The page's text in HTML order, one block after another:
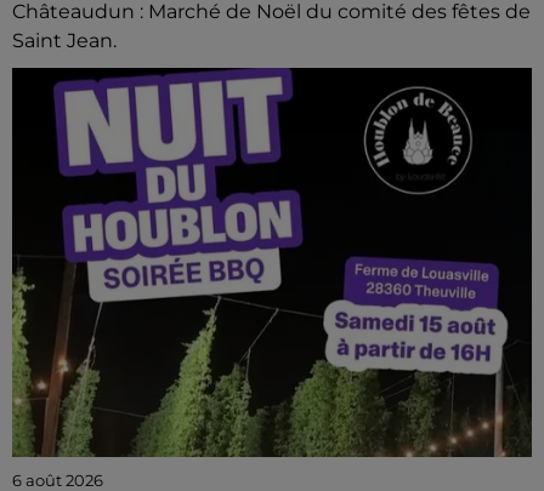
Châteaudun : Marché de Noël du comité des fêtes de
Saint Jean.
6 août 2026